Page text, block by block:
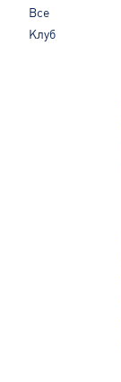
Все
Клуб